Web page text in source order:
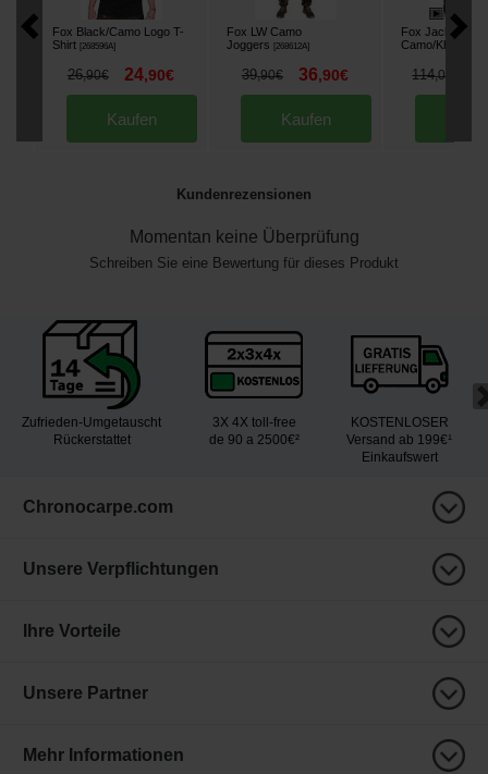
Fox Black/Camo Logo T-
Shirt
268596A]
26,90€ 24,90€
Kaufen
Fox LW Camo
Joggers
268612A]
39,90€ 36,90€
Kaufen
Fox Jacket RS
Camo/Khaki
114,00
Kundenrezensionen
Momentan keine Überprüfung
Schreiben Sie eine Bewertung für dieses Produkt
Zufrieden-Umgetauscht
Rückerstattet
3X 4X toll-free
de 90 a 2500€²
KOSTENLOSER
Versand ab 199€¹
Einkaufswert
Chronocarpe.com
Unsere Verpflichtungen
Ihre Vorteile
Unsere Partner
Mehr Informationen